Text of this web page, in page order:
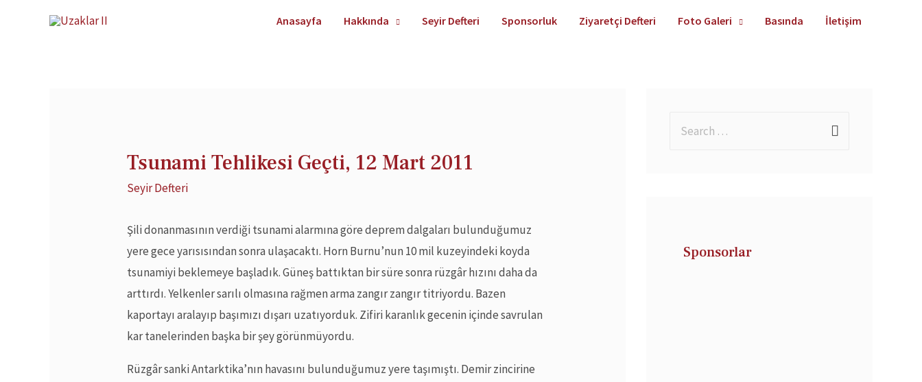
Anasayfa Hakkında Seyir Defteri Sponsorluk Ziyaretçi Defteri Foto Galeri Basında İletişim
Tsunami Tehlikesi Geçti, 12 Mart 2011
Seyir Defteri
Şili donanmasının verdiği tsunami alarmına göre deprem dalgaları bulunduğumuz
yere gece yarısısından sonra ulaşacaktı. Horn Burnu’nun 10 mil kuzeyindeki koyda
tsunamiyi beklemeye başladık. Güneş battıktan bir süre sonra rüzgâr hızını daha da
arttırdı. Yelkenler sarılı olmasına rağmen arma zangır zangır titriyordu. Bazen
kaportayı aralayıp başımızı dışarı uzatıyorduk. Zifiri karanlık gecenin içinde savrulan
kar tanelerinden başka bir şey görünmüyordu.
Rüzgâr sanki Antarktika’nın havasını bulunduğumuz yere taşımıştı. Demir zincirine
Sponsorlar